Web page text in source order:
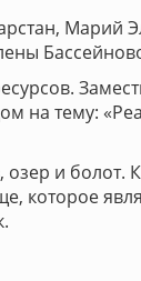
Марий
на тему:
озер и болот.
которое